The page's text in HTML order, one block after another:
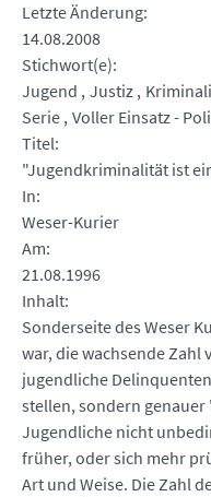
Letzte Änderung
14.08.2008
Stichwort(e)
Jugend Justiz
Serie Voller Einsatz -
Titel
"Jugendkriminalität ist
In
Weser-Kurier
Am
21.08.1996
Inhalt
Sonderseite des Weser
war, die wachsende
jugendliche
stellen, sondern
Jugendliche nicht
früher, oder sich mehr
Art und Weise. Die Zahl